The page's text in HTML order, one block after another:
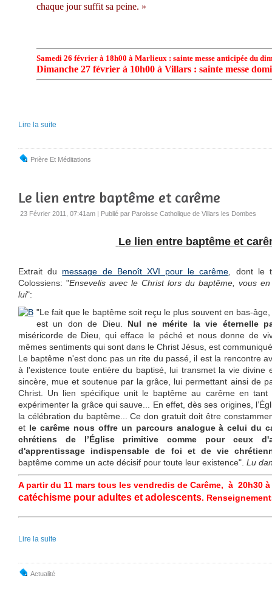
chaque jour suffit sa peine. »
Samedi 26 février à 18h00 à Marlieux : sainte messe anticipée du
Dimanche 27 février à 10h00 à Villars : sainte messe
Lire la suite
Prière Et Méditations
Le lien entre baptême et carême
23 Février 2011, 07:41am | Publié par Paroisse Catholique de Villars les Dombes
Le lien entre baptême et
Extrait du message de Benoît XVI pour le carême , dont le
Colossiens: "Ensevelis avec le Christ lors du baptême, vous
lui":
"Le fait que le baptême soit reçu le plus souvent en bas-
est un don de Dieu. Nul ne mérite la vie éternelle
miséricorde de Dieu, qui efface le péché et nous donne de
mêmes sentiments qui sont dans le Christ Jésus, est
Le baptême n'est donc pas un rite du passé, il est la rencontre
à l'existence toute entière du baptisé, lui transmet la vie divine
sincère, mue et soutenue par la grâce, lui permettant ainsi de
Christ. Un lien spécifique unit le baptême au carême en tant
expérimenter la grâce qui sauve... En effet, dès ses origines,
la célébration du baptême... Ce don gratuit doit être
et le carême nous offre un parcours analogue à celui du
chrétiens de l’Église primitive comme pour ceux
d'apprentissage indispensable de foi et de vie
baptême comme un acte décisif pour toute leur existence". Lu
A partir du 11 mars tous les vendredis de Carême, à 20h30
catéchisme pour adultes et adolescents.
Lire la suite
Actualité